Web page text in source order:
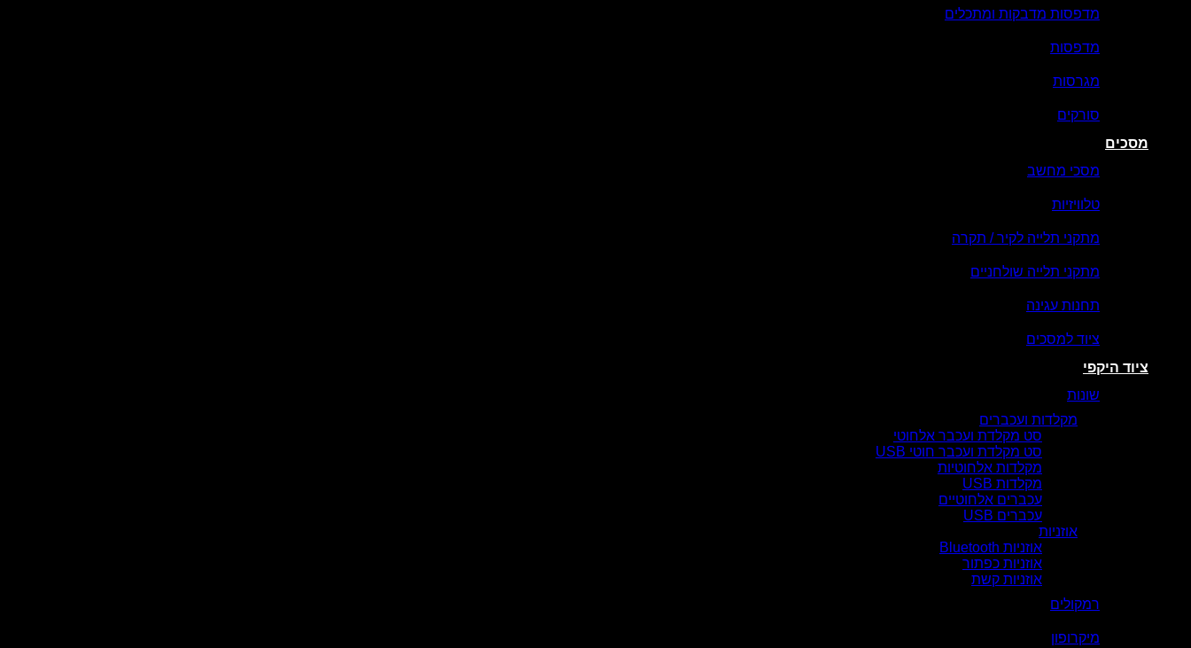
מדפסות מדבקות ומתכלים
מדפסות
מגרסות
סורקים
מסכים
מסכי מחשב
טלוויזיות
מתקני תלייה לקיר / תקרה
מתקני תלייה שולחניים
תחנות עגינה
ציוד למסכים
ציוד היקפי
שונות
מקלדות ועכברים
סט מקלדת ועכבר אלחוטי
סט מקלדת ועכבר חוטי USB
מקלדות אלחוטיות
מקלדות USB
עכברים אלחוטיים
עכברים USB
אוזניות
אוזניות Bluetooth
אוזניות כפתור
אוזניות קשת
רמקולים
מיקרופון